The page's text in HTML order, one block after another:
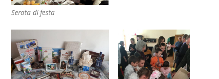
Serata di festa